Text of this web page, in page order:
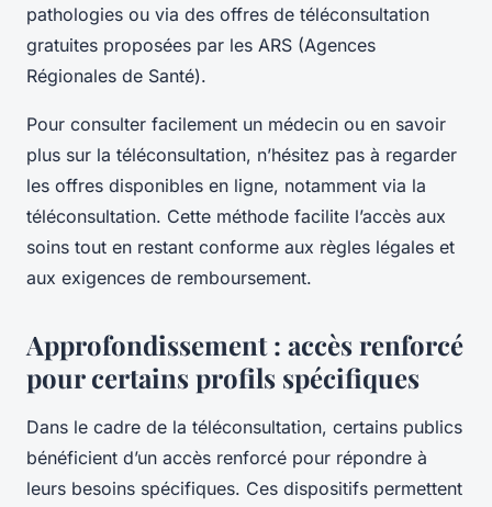
pathologies ou via des offres de téléconsultation
gratuites proposées par les ARS (Agences
Régionales de Santé).
Pour consulter facilement un médecin ou en savoir
plus sur la téléconsultation, n’hésitez pas à regarder
les offres disponibles en ligne, notamment via la
téléconsultation. Cette méthode facilite l’accès aux
soins tout en restant conforme aux règles légales et
aux exigences de remboursement.
Approfondissement : accès renforcé
pour certains profils spécifiques
Dans le cadre de la téléconsultation, certains publics
bénéficient d’un accès renforcé pour répondre à
leurs besoins spécifiques. Ces dispositifs permettent